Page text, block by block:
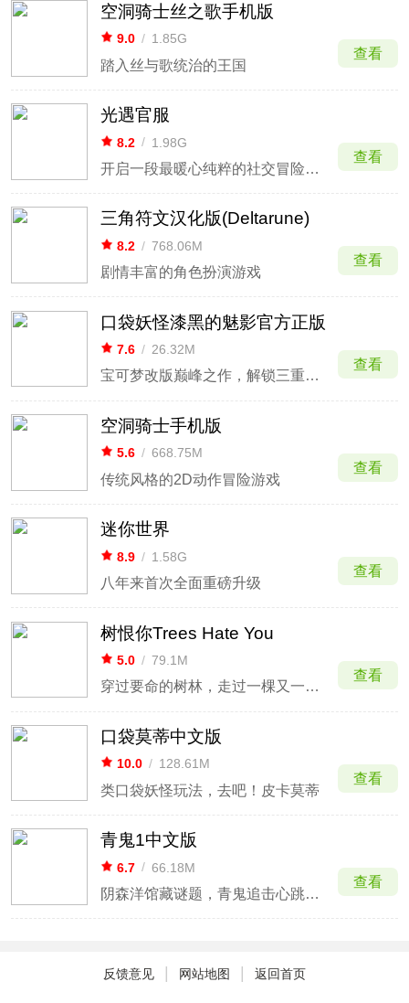
空洞骑士丝之歌手机版
9.0 / 1.85G
踏入丝与歌统治的王国
查看
光遇官服
8.2 / 1.98G
开启一段最暖心纯粹的社交冒险体验
查看
三角符文汉化版(Deltarune)
8.2 / 768.06M
剧情丰富的角色扮演游戏
查看
口袋妖怪漆黑的魅影官方正版
7.6 / 26.32M
宝可梦改版巅峰之作，解锁三重平宇宙冒险
查看
空洞骑士手机版
5.6 / 668.75M
传统风格的2D动作冒险游戏
查看
迷你世界
8.9 / 1.58G
八年来首次全面重磅升级
查看
树恨你Trees Hate You
5.0 / 79.1M
穿过要命的树林，走过一棵又一棵恶意满满的树
查看
口袋莫蒂中文版
10.0 / 128.61M
类口袋妖怪玩法，去吧！皮卡莫蒂
查看
青鬼1中文版
6.7 / 66.18M
阴森洋馆藏谜题，青鬼追击心跳爆表
查看
反馈意见 | 网站地图 | 返回首页